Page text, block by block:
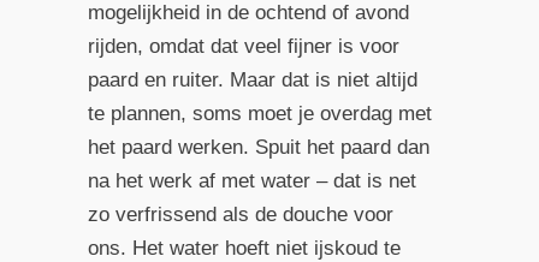
mogelijkheid in de ochtend of avond
rijden, omdat dat veel fijner is voor
paard en ruiter. Maar dat is niet altijd
te plannen, soms moet je overdag met
het paard werken. Spuit het paard dan
na het werk af met water – dat is net
zo verfrissend als de douche voor
ons. Het water hoeft niet ijskoud te